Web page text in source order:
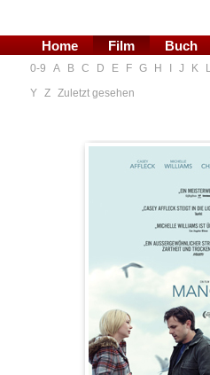
Home Film Buch
0-9 A B C D E F G H J K
Y Z Zuletzt gesehen